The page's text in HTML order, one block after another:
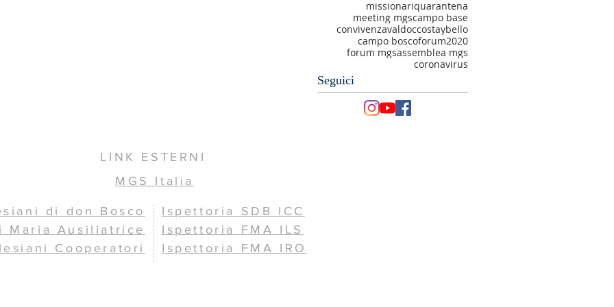
missionariquarantena
meeting mgscampo base
convivenzavaldoccostaybello
campo boscoforum2020
forum mgsassemblea mgs
coronavirus
Seguici
LINK ESTERNI
MGS Italia
di don Bosco
Maria Ausiliatrice
Cooperatori
Ispettoria SDB ICC
Ispettoria FMA ILS
Ispettoria FMA IRO